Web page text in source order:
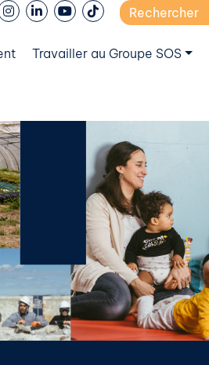
Search
Travailler au Groupe SOS